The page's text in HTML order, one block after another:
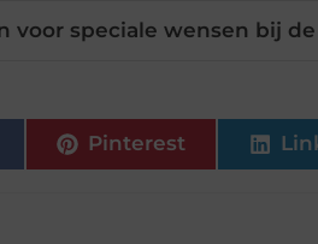
voor speciale wensen bij
Pinterest